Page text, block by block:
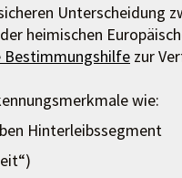
Unterscheidung
heimischen
Bestimmungshilfe zur
wie:
Hinterleibssegment